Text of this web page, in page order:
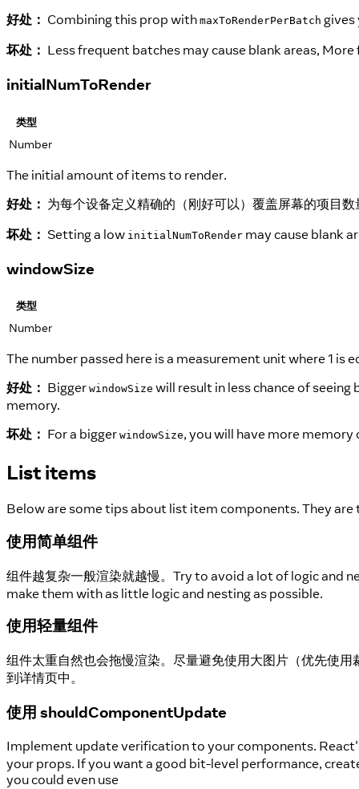
好处： Combining this prop with maxToRenderPerBatch gives
坏处： Less frequent batches may cause blank areas,
initialNumToRender
类型
Number
The initial amount of items to render.
好处： 为每个设备定义精确的（刚好可以）覆盖屏幕的项目
坏处： Setting a low initialNumToRender may cause blank
windowSize
类型
Number
The number passed here is a measurement unit where 1
好处： Bigger windowSize will result in less chance of
memory.
坏处： For a bigger windowSize, you will have more
List items
Below are some tips about list item components. They
使用简单组件
组件越复杂一般渲染就越慢。Try to avoid a lot of logic
make them with as little logic and nesting as possible.
使用轻量组件
组件太重自然也会拖慢渲染。尽量避免使用大图片（优先使
到详情页中。
使用 shouldComponentUpdate
Implement update verification to your components.
your props. If you want a good bit-level performance,
you could even use